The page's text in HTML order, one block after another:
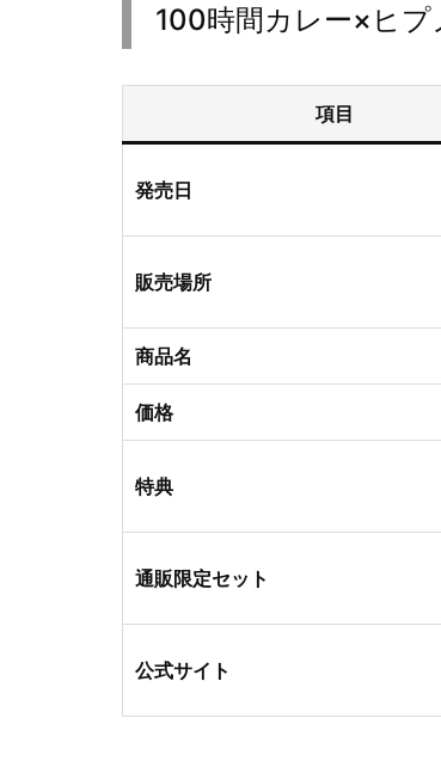
100時間カレー×ヒ
項目
発売日
販売場所
商品名
価格
特典
通販限定セット
公式サイト